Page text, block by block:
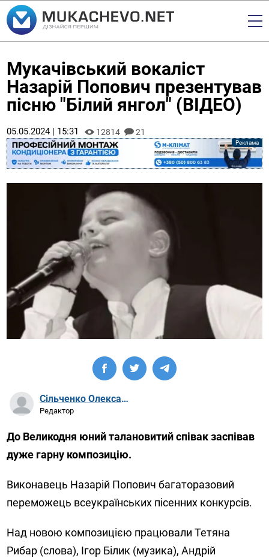
Мукачівський вокаліст
Назарій Попович презентував
пісню "Білий янгол" (ВІДЕО)
05.05.2024 | 15:31 12814 21
Сільченко Олександр Артурович
Редактор
До Великодня юний талановитий співак заспівав
дуже гарну композицію.
Виконавець Назарій Попович багаторазовий
переможець всеукраїнських пісенних конкурсів.
Над новою композицією працювали Тетяна
Рибар (слова), Ігор Білик (музика), Андрій